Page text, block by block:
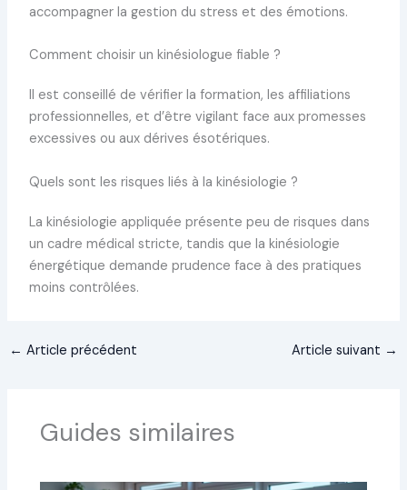
accompagner la gestion du stress et des émotions.
Comment choisir un kinésiologue fiable ?
Il est conseillé de vérifier la formation, les affiliations
professionnelles, et d’être vigilant face aux promesses
excessives ou aux dérives ésotériques.
Quels sont les risques liés à la kinésiologie ?
La kinésiologie appliquée présente peu de risques dans
un cadre médical stricte, tandis que la kinésiologie
énergétique demande prudence face à des pratiques
moins contrôlées.
← Article précédent Article suivant →
Guides similaires